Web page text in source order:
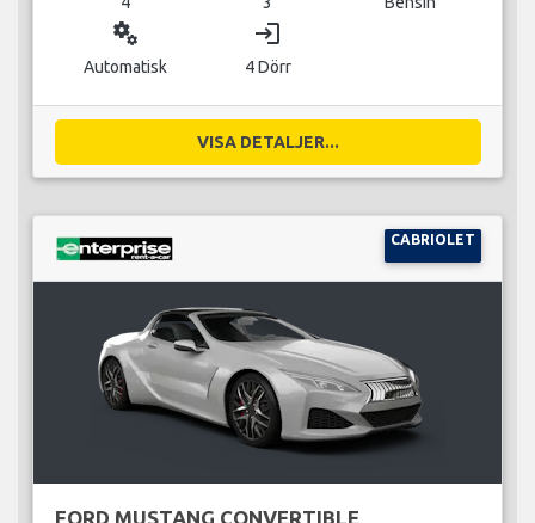
miscellaneous_services
Automatisk
login
4 Dörr
VISA DETALJER...
CABRIOLET
FORD MUSTANG CONVERTIBLE